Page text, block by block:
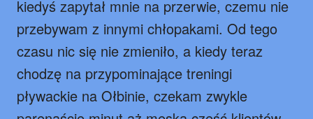
kiedyś zapytał mnie na przerwie, czemu nie
przebywam z innymi chłopakami. Od tego
czasu nic się nie zmieniło, a kiedy teraz
chodzę na przypominające treningi
pływackie na Ołbinie, czekam zwykle